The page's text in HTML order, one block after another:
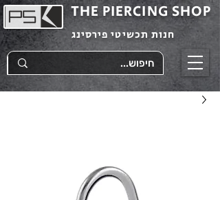
THE PIERCING SHOP
חנות תכשיטי פירסינג